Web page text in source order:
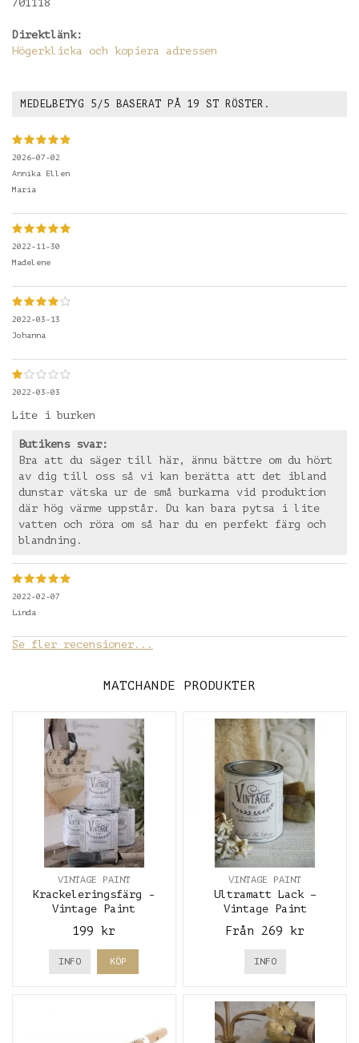
701118
Direktlänk:
Högerklicka och kopiera adressen
MEDELBETYG 5 /5 BASERAT PÅ 19 ST RÖSTER.
2026-07-02
Annika Ellen
Maria
2022-11-30
Madelene
2022-03-13
Johanna
2022-03-03
Lite i burken
Butikens svar:
Bra att du säger till här, ännu bättre om du hört
av dig till oss så vi kan berätta att det ibland
dunstar vätska ur de små burkarna vid produktion
där hög värme uppstår. Du kan bara pytsa i lite
vatten och röra om så har du en perfekt färg och
blandning.
2022-02-07
Linda
Se fler recensioner...
MATCHANDE PRODUKTER
VINTAGE PAINT
Krackeleringsfärg -
Vintage Paint
199 kr
INFO KÖP
VINTAGE PAINT
Ultramatt Lack –
Vintage Paint
Från 269 kr
INFO